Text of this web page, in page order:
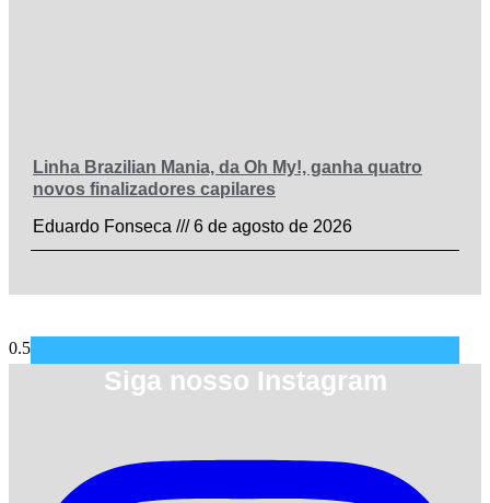
Linha Brazilian Mania, da Oh My!, ganha quatro
novos finalizadores capilares
Eduardo Fonseca
6 de agosto de 2026
Siga nosso Instagram